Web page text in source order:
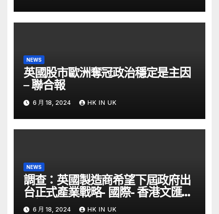
NEWS
英國股市歐洲奪冠政治穩定是主因
– 聯合報
6 月 18, 2024 HK IN UK
NEWS
調查：英國製造商希望下屆政府出
台正式產業戰略- 國際- 香港文匯網
– 文匯報
6 月 18, 2024 HK IN UK